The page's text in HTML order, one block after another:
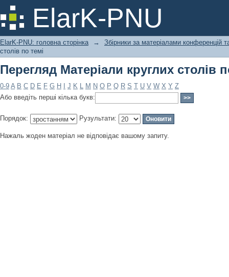
ElarK-PNU
Перегляд Матеріали круглих столів
ElarK-PNU: головна сторінка →
Збірники за матеріалами конференцій
столів по темі
Перегляд Матеріали круглих столів
0-9 A B C D E F G H J K L M N O P Q R S T U V W X Y Z
Або введіть перші кілька букв:
Порядок: Рузультати:
Нажаль жоден матеріал не відповідає вашому запиту.